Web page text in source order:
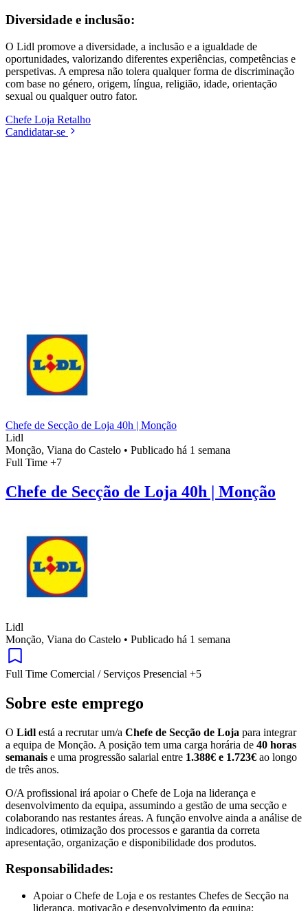
Diversidade e inclusão:
O Lidl promove a diversidade, a inclusão e a igualdade de
oportunidades, valorizando diferentes experiências, competências e
perspetivas. A empresa não tolera qualquer forma de discriminação
com base no género, origem, língua, religião, idade, orientação
sexual ou qualquer outro fator.
Chefe Loja Retalho
Candidatar-se
Chefe de Secção de Loja 40h | Monção
Lidl
Monção, Viana do Castelo • Publicado há 1 semana
Full Time +7
Chefe de Secção de Loja 40h | Monção
Lidl
Monção, Viana do Castelo • Publicado há 1 semana
Full Time Comercial / Serviços Presencial +5
Sobre este emprego
O Lidl está a recrutar um/a Chefe de Secção de Loja para integrar
a equipa de Monção. A posição tem uma carga horária de 40 horas
semanais e uma progressão salarial entre 1.388€ e 1.723€ ao longo
de três anos.
O/A profissional irá apoiar o Chefe de Loja na liderança e
desenvolvimento da equipa, assumindo a gestão de uma secção e
colaborando nas restantes áreas. A função envolve ainda a análise de
indicadores, otimização dos processos e garantia da correta
apresentação, organização e disponibilidade dos produtos.
Responsabilidades:
Apoiar o Chefe de Loja e os restantes Chefes de Secção na
liderança, motivação e desenvolvimento da equipa;